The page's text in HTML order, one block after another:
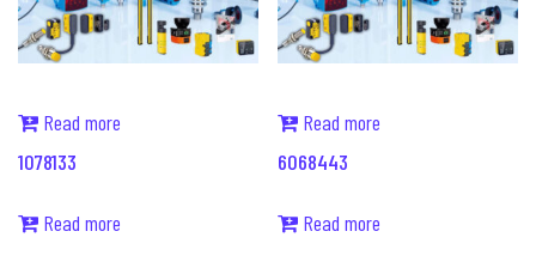
Read more
1078133
Read more
Read more
6068443
Read more